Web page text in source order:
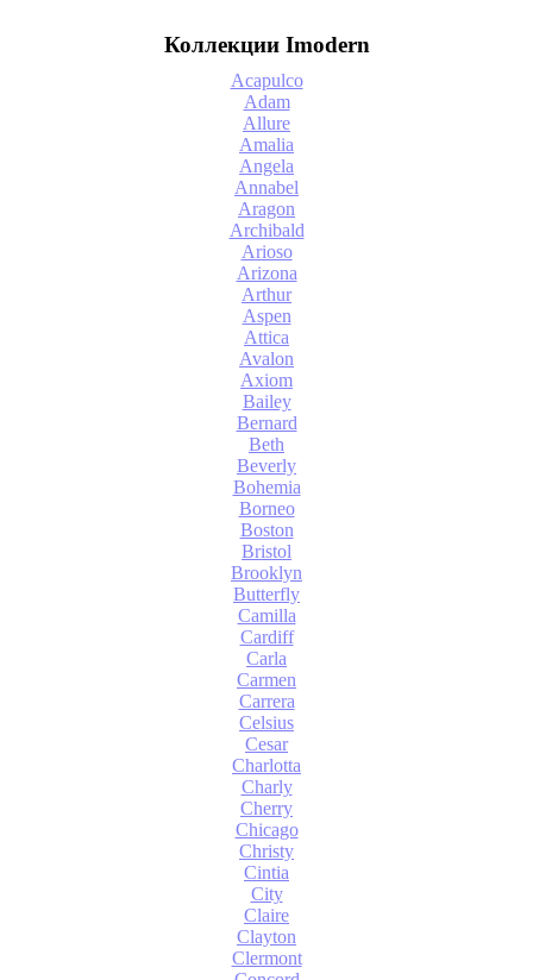
Коллекции Imodern
Acapulco
Adam
Allure
Amalia
Angela
Annabel
Aragon
Archibald
Arioso
Arizona
Arthur
Aspen
Attica
Avalon
Axiom
Bailey
Bernard
Beth
Beverly
Bohemia
Borneo
Boston
Bristol
Brooklyn
Butterfly
Camilla
Cardiff
Carla
Carmen
Carrera
Celsius
Cesar
Charlotta
Charly
Cherry
Chicago
Christy
Cintia
City
Claire
Clayton
Clermont